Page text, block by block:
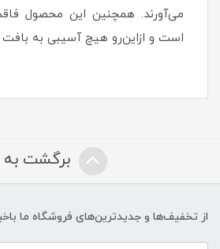
می‌آورند. همچنین این محصول
است و ازاین‌رو هیچ آسیبی به بافت
برگشت به
از تخفیف‌ها و جدیدترین‌های فروشگاه ما